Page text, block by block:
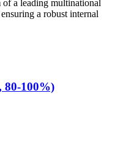
of a leading multinational
a robust internal
80-100%)